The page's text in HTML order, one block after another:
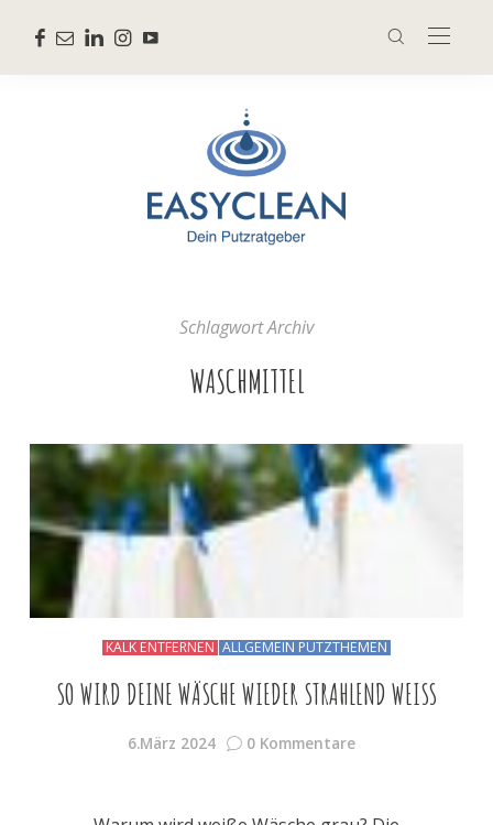
Schlagwort Archiv
WASCHMITTEL
KALK ENTFERNEN ALLGEMEIN PUTZTHEMEN
SO WIRD DEINE WÄSCHE WIEDER STRAHLEND WEISS
6.März 2024 0 Kommentare